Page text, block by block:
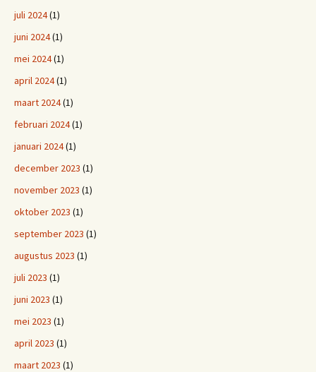
juli 2024(1)
juni 2024(1)
mei 2024(1)
april 2024(1)
maart 2024(1)
februari 2024(1)
januari 2024(1)
december 2023 (1)
november 2023 (1)
oktober 2023 (1)
september 2023 (1)
augustus 2023 (1)
juli 2023 (1)
juni 2023 (1)
mei 2023 (1)
april 2023 (1)
maart 2023 (1)